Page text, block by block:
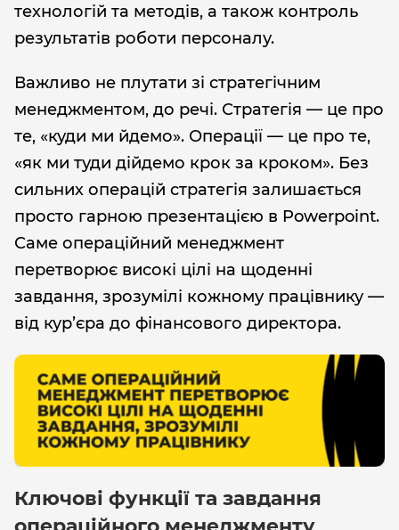
технологій та методів, а також контроль
результатів роботи персоналу.
Важливо не плутати зі стратегічним
менеджментом, до речі. Стратегія — це про
те, «куди ми йдемо». Операції — це про те,
«як ми туди дійдемо крок за кроком». Без
сильних операцій стратегія залишається
просто гарною презентацією в Powerpoint.
Саме операційний менеджмент
перетворює високі цілі на щоденні
завдання, зрозумілі кожному працівнику —
від кур’єра до фінансового директора.
Ключові функції та завдання